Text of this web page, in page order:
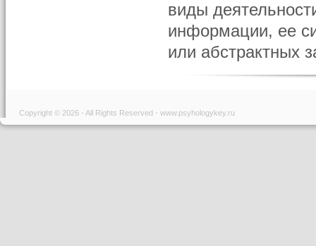
виды
информации, ее
или абстрактных
Copyright © 2026 - All Rights Reserved - www.psyhologykey.ru